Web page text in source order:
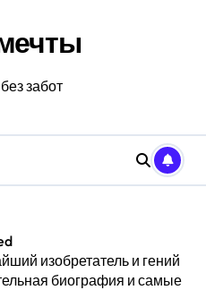
забот
изобретатель и гений
биография и самые